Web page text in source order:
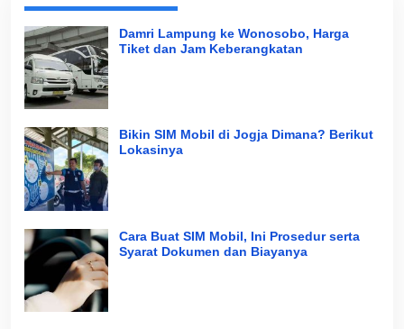
Damri Lampung ke Wonosobo, Harga
Tiket dan Jam Keberangkatan
Bikin SIM Mobil di Jogja Dimana? Berikut
Lokasinya
Cara Buat SIM Mobil, Ini Prosedur serta
Syarat Dokumen dan Biayanya